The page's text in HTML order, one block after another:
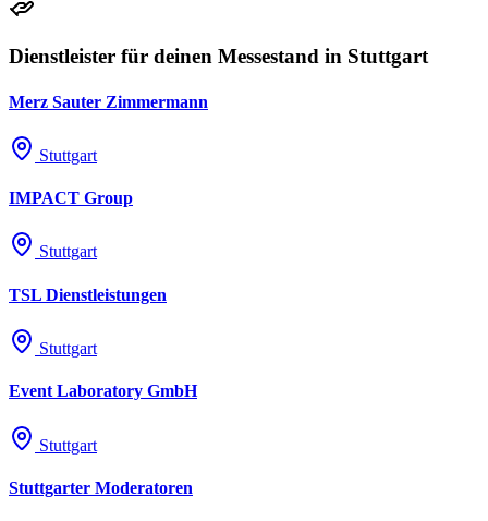
Dienstleister für deinen Messestand in Stuttgart
Merz Sauter Zimmermann
Stuttgart
IMPACT Group
Stuttgart
TSL Dienstleistungen
Stuttgart
Event Laboratory GmbH
Stuttgart
Stuttgarter Moderatoren